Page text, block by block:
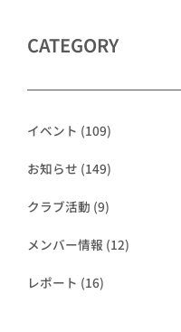
CATEGORY
イベント (109)
お知らせ (149)
クラブ活動 (9)
メンバー情報 (12)
レポート (16)